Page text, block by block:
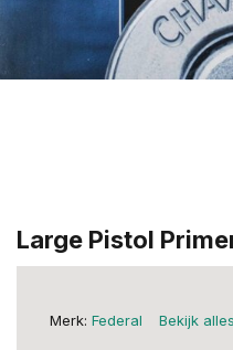
Large Pistol
Merk: Federal Bekijk